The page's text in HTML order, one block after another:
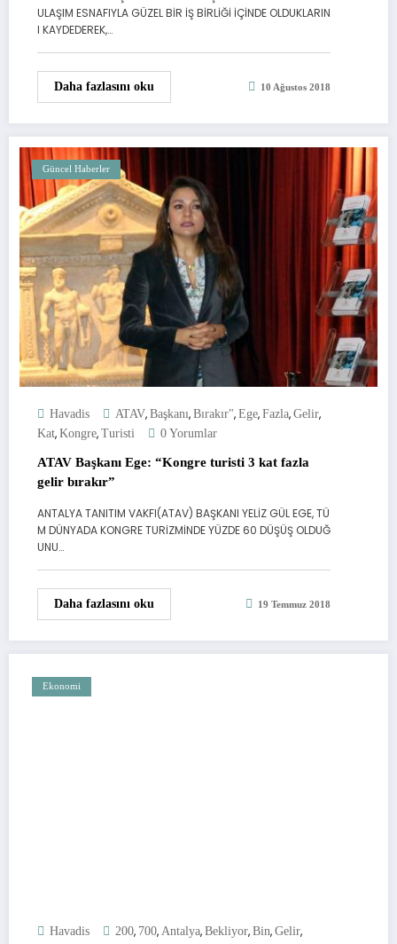
ULAŞIM ESNAFIYLA GÜZEL BİR İŞ BİRLİĞİ İÇİNDE OLDUKLARIN
I KAYDEDEREK,…
Daha fazlasını oku 10 Ağustos 2018
Güncel Haberler
Havadis ATAV, Başkanı, Bırakır", Ege, Fazla, Gelir,
Kat, Kongre, Turisti 0 Yorumlar
ATAV Başkanı Ege: “Kongre turisti 3 kat fazla
gelir bırakır”
ANTALYA TANITIM VAKFI(ATAV) BAŞKANI YELİZ GÜL EGE, TÜ
M DÜNYADA KONGRE TURİZMİNDE YÜZDE 60 DÜŞÜŞ OLDUĞ
UNU…
Daha fazlasını oku 19 Temmuz 2018
Ekonomi
Havadis 200, 700, Antalya, Bekliyor, Bin, Gelir,